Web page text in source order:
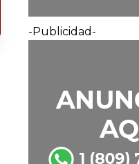
-Publicidad-